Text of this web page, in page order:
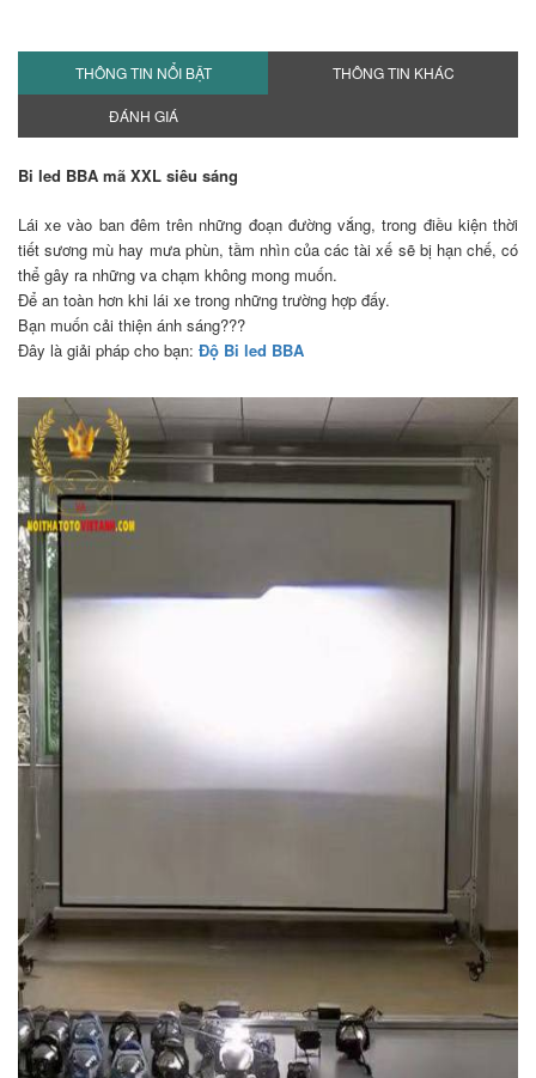
THÔNG TIN NỔI BẬT THÔNG TIN KHÁC
ĐÁNH GIÁ
Bi led BBA mã XXL siêu sáng
Lái xe vào ban đêm trên những đoạn đường vắng, trong điều kiện thời
tiết sương mù hay mưa phùn, tầm nhìn của các tài xế sẽ bị hạn chế, có
thể gây ra những va chạm không mong muốn.
Để an toàn hơn khi lái xe trong những trường hợp đấy.
Bạn muốn cải thiện ánh sáng???
Đây là giải pháp cho bạn: Độ Bi led BBA